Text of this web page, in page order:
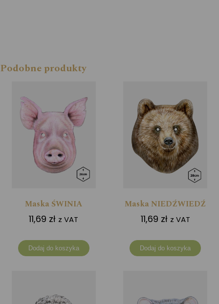
Podobne produkty
Maska ŚWINIA
11,69 zł z VAT
Dodaj do koszyka
Maska NIEDŹWIEDŹ
11,69 zł z VAT
Dodaj do koszyka